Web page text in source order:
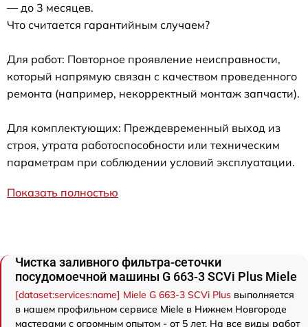
— до 3 месяцев.
Что считается гарантийным случаем?
Для работ: Повторное проявление неисправности,
который напрямую связан с качеством проведенного
ремонта (например, некорректный монтаж запчасти).
Для комплектующих: Преждевременный выход из
строя, утрата работоспособности или техническим
параметрам при соблюдении условий эксплуатации.
Показать полностью
Чистка заливного фильтра-сеточки
посудомоечной машины G 663-3 SCVi Plus Miele
[dataset:services:name] Miele G 663-3 SCVi Plus выполняется
в нашем профильном сервисе Miele в Нижнем Новгороде
мастерами с огромным опытом - от 5 лет. На все виды работ